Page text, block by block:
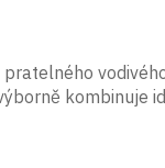
kombinuje